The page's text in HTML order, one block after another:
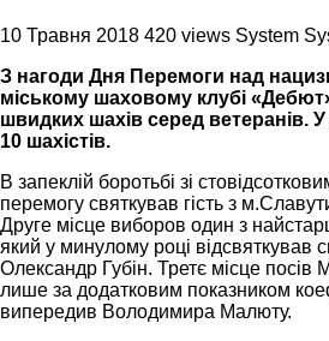
10 Травня 2018 420 views System
З нагоди Дня Перемоги над
міському шаховому клубі
швидких шахів серед ветеранів. У
10 шахістів.
В запеклій боротьбі зі
перемогу святкував гість з
Друге місце виборов один з
який у минулому році відсвяткував
Олександр Губін. Третє місце посів
лише за додатковим показником
випередив Володимира Малюту.